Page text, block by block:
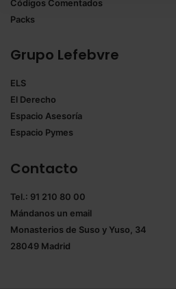
seleccionar solo aquellas que
Saber más acerca de las
Códigos Comentados
Packs
Grupo Lefebvre
ELS
El Derecho
Espacio Asesoría
Espacio Pymes
Contacto
Tel.: 91 210 80 00
Mándanos un email
Monasterios de Suso y Yuso, 34
28049 Madrid